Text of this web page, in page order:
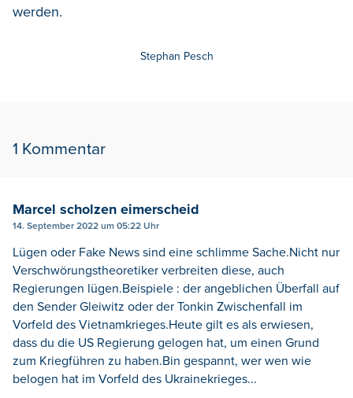
werden.
Stephan Pesch
1 Kommentar
Marcel scholzen eimerscheid
14. September 2022 um 05:22 Uhr
Lügen oder Fake News sind eine schlimme Sache.Nicht nur
Verschwörungstheoretiker verbreiten diese, auch
Regierungen lügen.Beispiele : der angeblichen Überfall auf
den Sender Gleiwitz oder der Tonkin Zwischenfall im
Vorfeld des Vietnamkrieges.Heute gilt es als erwiesen,
dass du die US Regierung gelogen hat, um einen Grund
zum Kriegführen zu haben.Bin gespannt, wer wen wie
belogen hat im Vorfeld des Ukrainekrieges...